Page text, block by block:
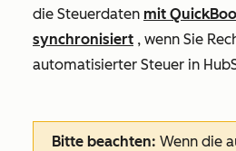
die Steuerdaten mit
synchronisiert , wenn Sie
automatisierter Steuer in
Bitte beachten: Wenn die